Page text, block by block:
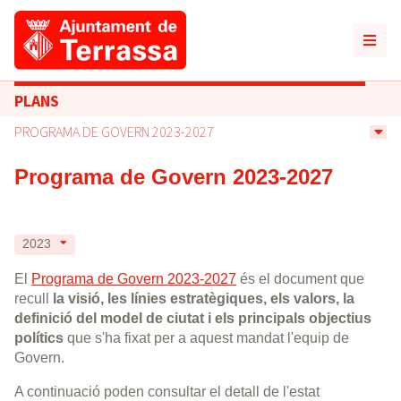
PLANS
PROGRAMA DE GOVERN 2023-2027
Programa de Govern 2023-2027
2023
El Programa de Govern 2023-2027 és el document que
recull
la visió, les línies estratègiques, els valors, la
definició del model de ciutat i els principals objectius
polítics que s'ha fixat per a aquest mandat l'equip de
Govern.
A continuació poden consultar el detall de l'estat